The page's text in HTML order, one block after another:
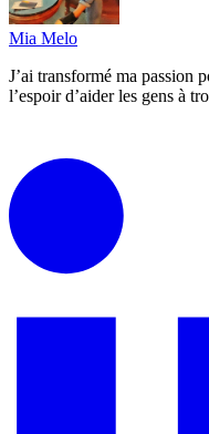
Mia Melo
J’ai transformé ma passion
l’espoir d’aider les gens à